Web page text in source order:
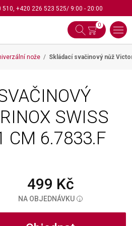
510, +420 226 523 525/ 9:00 - 20:00
0
nože Skládací svačinový nůž
SWISS
CM 6.7833.F
499 Kč
NA OBJEDNÁVKU i